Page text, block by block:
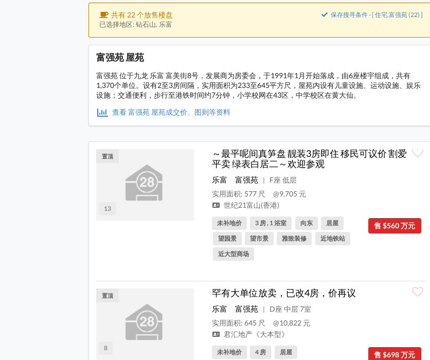
共有 22 个放售楼盘
已选择地区: 钻石山, 乐富
保存搜寻条件 - [ 住宅,富强苑 (22) ]
富强苑 屋苑
富强苑 位于九龙 乐富 富美街8号，发展商为房委会，于1991年1月开始落成，由6座楼宇组成，共有
1,370个单位。设有2至3房间隔，实用面积为233至645平方尺，屋苑内设有儿童设施、运动设施、娱乐
设施；交通便利，步行至港铁时间约7分钟，小学校网在43区，中学校区在黄大仙。
查看 富强苑 屋苑成交价、图则等资料
13
置顶
～最平呢间真笋盘 靓装3房即住 移民可议价 割爱
平卖 绿表白居二～欢迎参观
乐富 富强苑 |
F座 低层
实用面积: 577 尺
@9,705 元
世纪21富山(香港)
售 $560 万元
未补地价 3 房 , 1 浴室 向东
居屋
望园景
望市景 雅致装修
近地铁站
近大型商场
8
置顶 罕有大单位放卖，已改4房，价再议
乐富 富强苑 |
D座 中层 7室
实用面积: 645 尺
@10,822 元
君汇地产《大本型》
售 $698 万元
未补地价 4 房 居屋